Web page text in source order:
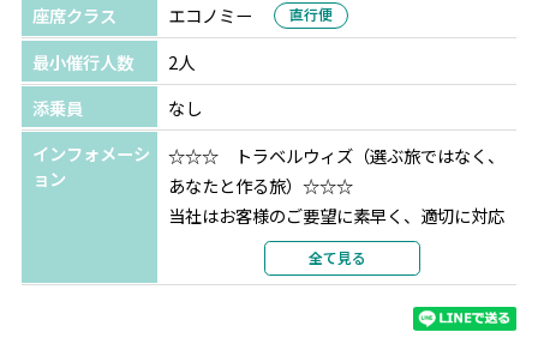
座席クラス
エコノミー 直行便
最小催行人数
2人
添乗員
なし
インフォメーシ
ョン
☆☆☆ トラベルウィズ（選ぶ旅ではなく、
あなたと作る旅）☆☆☆
当社はお客様のご要望に素早く、適切に対応
し、ご提案できる体制を確立しております。
是非お客様のお考えの率直なご要望や、ご相
ご要望に合わせた、出来る限りの内容をご提
全て見る